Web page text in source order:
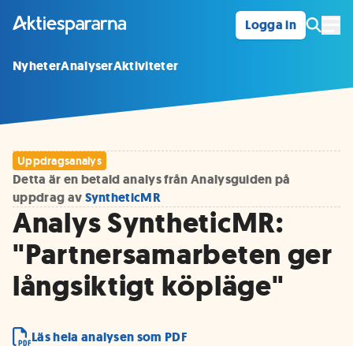
Logga in
NyheterAnalyserAktiviteter
Uppdragsanalys
Detta är en betald analys från Analysguiden på
uppdrag avSyntheticMR
Analys SyntheticMR:
"Partnersamarbeten ger
långsiktigt köpläge"
Läs hela analysen som PDF